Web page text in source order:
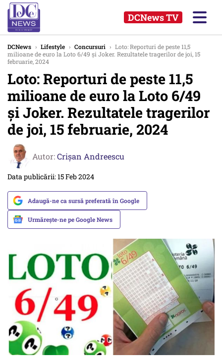
DCNews TV
DCNews › Lifestyle › Concursuri › Loto: Reporturi de peste 11,5
milioane de euro la Loto 6/49 și Joker. Rezultatele tragerilor de joi, 15
februarie, 2024
Loto: Reporturi de peste 11,5
milioane de euro la Loto 6/49
și Joker. Rezultatele tragerilor
de joi, 15 februarie, 2024
Autor:Crişan Andreescu
Data publicării: 15 Feb 2024
Adaugă-ne ca sursă preferată în Google
Urmărește-ne pe Google News